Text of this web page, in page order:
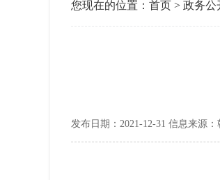
您现在的位置： 首页 > 政务公
发布日期：2021-12-31 信息来源